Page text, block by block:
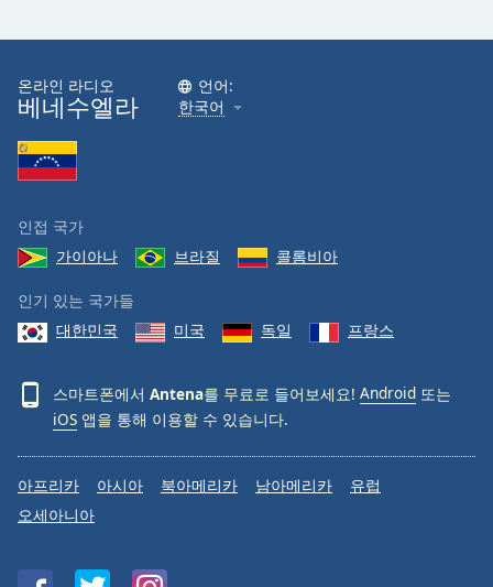
Opacity
Caption
Background
Color
Opacity
Font
Size
Text
Edge
Style
온라인 라디오
베네수엘라
언어:
한국어
인접 국가
가이아나
브라질 콜롬비아
인기 있는 국가들
대한민국
미국 독일 프랑스
스마트폰에서 Antena를 무료로 들어보세요! Android 또는
iOS 앱을 통해 이용할 수 있습니다.
아프리카 아시아 북아메리카 남아메리카
유럽
오세아니아